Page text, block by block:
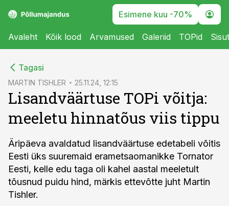
Esimene kuu -70%
Avaleht Kõik lood Arvamused Galeriid TOPid
Tagasi
MARTIN TISHLER 25.11.24, 12:15
Lisandväärtuse TOPi võitja:
meeletu hinnatõus viis tippu
Äripäeva avaldatud lisandväärtuse edetabeli võitis
Eesti üks suuremaid erametsaomanikke Tornator
Eesti, kelle edu taga oli kahel aastal meeletult
tõusnud puidu hind, märkis ettevõtte juht Martin
Tishler.